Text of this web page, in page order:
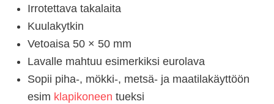
Irrotettava takalaita
Kuulakytkin
Vetoaisa 50 × 50 mm
Lavalle mahtuu esimerkiksi eurolava
Sopii piha-, mökki-, metsä- ja maatilakäyttöön
esim klapikoneen tueksi